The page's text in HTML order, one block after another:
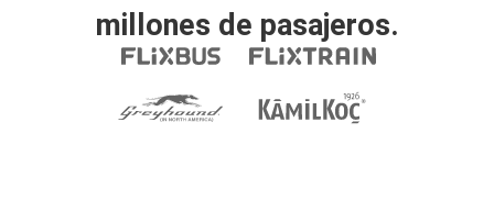
millones de pasajeros.